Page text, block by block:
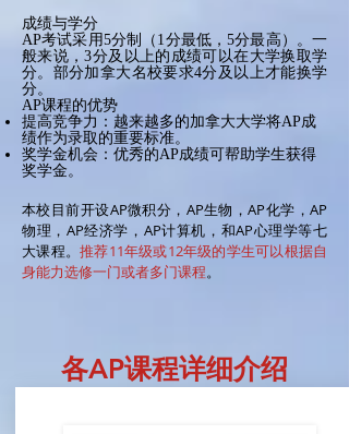
成绩与学分
AP考试采用5分制（1分最低，5分最高）。一
般来说，3分及以上的成绩可以在大学换取学
分。部分加拿大名校要求4分及以上才能换学
分。​
AP课程的优势
提高竞争力：越来越多的加拿大大学将AP成
绩作为录取的重要标准。
奖学金机会：优秀的AP成绩可帮助学生获得
奖学金。
本校目前开设AP微积分，AP生物，AP化学，AP
物理，AP经济学，AP计算机，和AP心理学等七
大课程。 推荐11年级或12年级的学生可以根据自
身能力选修一门或者多门课程。
各AP课程详细介绍